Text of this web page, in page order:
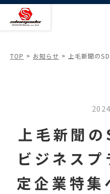
TOP お知らせ 上毛新聞の
上毛新聞
ビジネスプ
定企業特集